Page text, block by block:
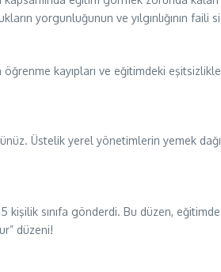
yorgunluğunun ve yılgınlığının faili
kayıpları ve eğitimdeki
Üstelik yerel yönetimlerin yemek
sınıfa gönderdi. Bu düzen, eğitimde
düzeni!